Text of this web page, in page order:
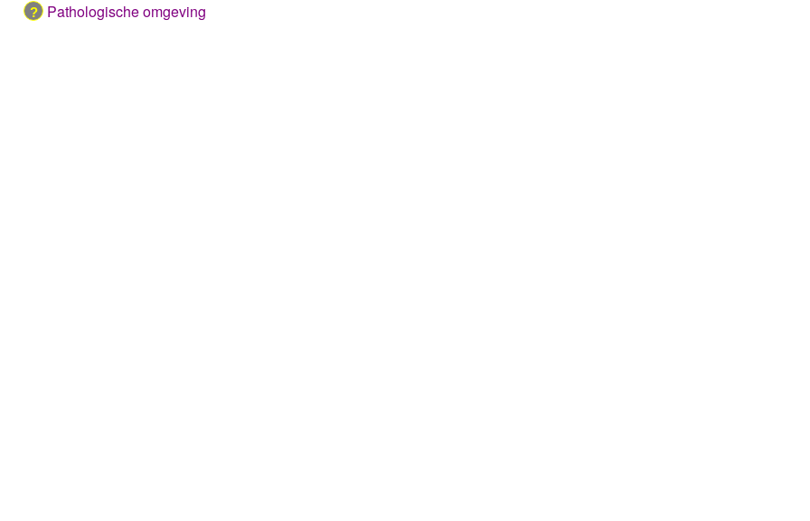
Pathologische omgeving